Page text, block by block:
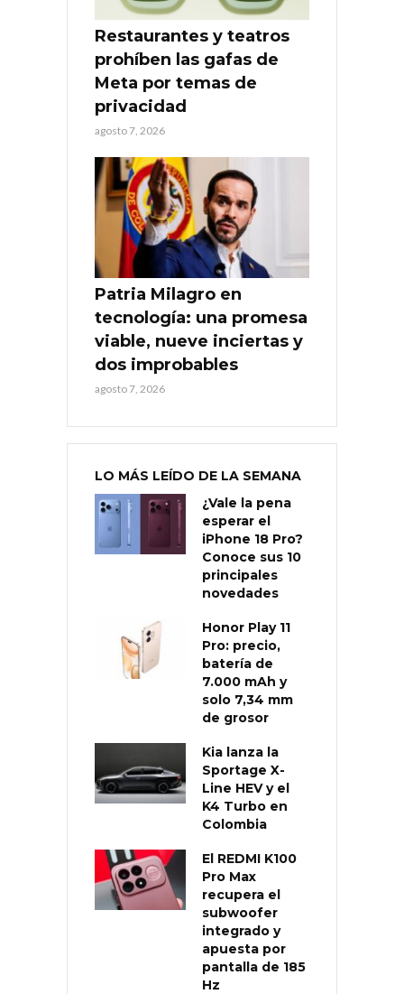
Restaurantes y teatros
prohíben las gafas de
Meta por temas de
privacidad
agosto 7, 2026
Patria Milagro en
tecnología: una promesa
viable, nueve inciertas y
dos improbables
agosto 7, 2026
LO MÁS LEÍDO DE LA SEMANA
¿Vale la pena
esperar el
iPhone 18 Pro?
Conoce sus 10
principales
novedades
Honor Play 11
Pro: precio,
batería de
7.000 mAh y
solo 7,34 mm
de grosor
Kia lanza la
Sportage X-
Line HEV y el
K4 Turbo en
Colombia
El REDMI K100
Pro Max
recupera el
subwoofer
integrado y
apuesta por
pantalla de 185
Hz